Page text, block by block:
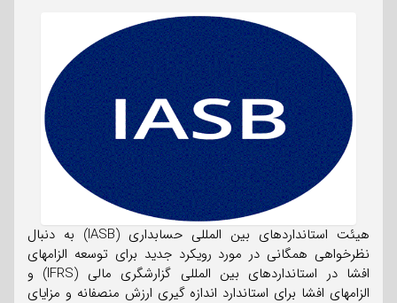
هیئت استانداردهای بین المللی حسابداری (IASB) به دنبال
نظرخواهی همگانی در مورد رویکرد جدید برای توسعه الزامهای
افشا در استانداردهای بین المللی گزارشگری مالی (IFRS) و
الزامهای افشا برای استاندارد اندازه گیری ارزش منصفانه و مزایای